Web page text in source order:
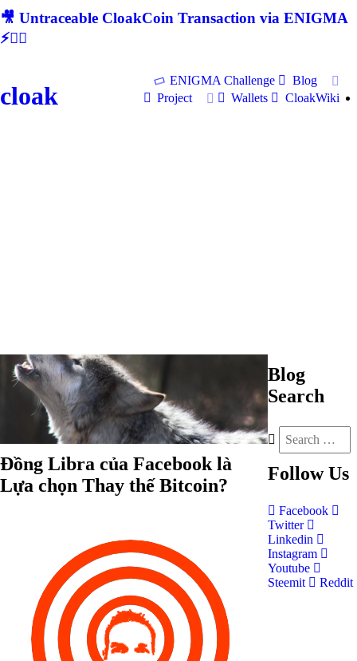
🎥 Untraceable CloakCoin Transaction via ENIGMA
⚡🕵‍♂
cloak
ENIGMA Challenge
Blog
Project
Wallets CloakWiki
Đồng Libra của Facebook là
Lựa chọn Thay thế Bitcoin?
Blog
Search
Follow Us
Facebook
Twitter
Linkedin
Instagram
Youtube
Steemit
Reddit